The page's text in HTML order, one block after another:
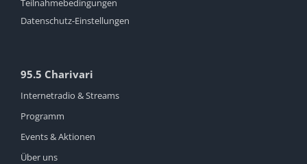
Teilnahmebedingungen
Datenschutz-Einstellungen
95.5 Charivari
Internetradio & Streams
Programm
Events & Aktionen
Über uns